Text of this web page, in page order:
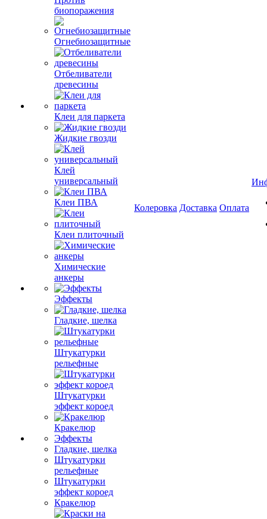
биопоражения
Огнебиозащитные
Отбеливатели
древесины
Клеи для паркета
Жидкие гвозди
Клей
универсальный
Клеи ПВА
Клеи плиточный
Химические
анкеры
Эффекты
Гладкие, шелка
Штукатурки
рельефные
Штукатурки
эффект короед
Кракелюр
Эффекты
Гладкие, шелка
Штукатурки
рельефные
Штукатурки
эффект короед
Кракелюр
Колеровка Доставка Оплата